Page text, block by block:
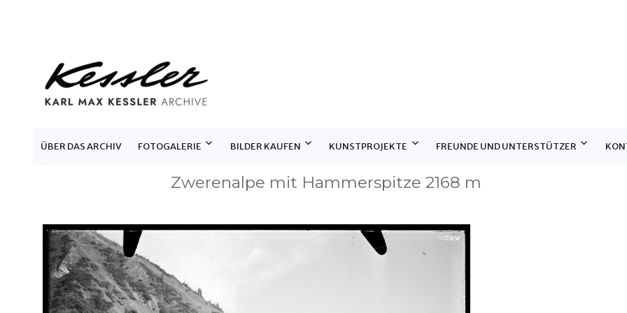
KARL MAX KESSLER ARCHIVE
ÜBER DAS ARCHIV FOTOGALERIE BILDER KAUFEN KUNSTPROJEKTE FREUNDE UND UNTERSTÜTZER
Zwerenalpe mit Hammerspitze 2168 m